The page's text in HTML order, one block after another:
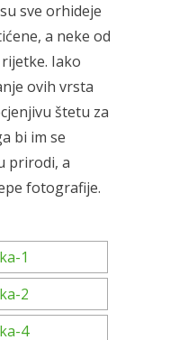
sve orhideje
a neke od
Iako
ovih vrsta
štetu za
bi im se
prirodi, a
fotografije.